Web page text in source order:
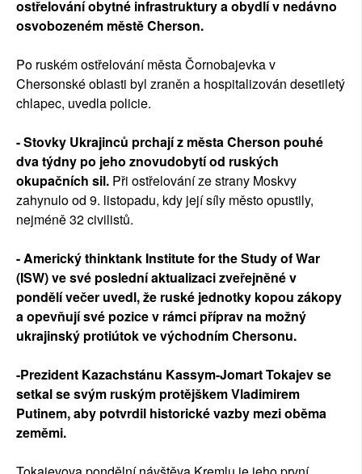
ostřelování obytné infrastruktury a obydlí v nedávno
osvobozeném městě Cherson.
Po ruském ostřelování města Čornobajevka v
Chersonské oblasti byl zraněn a hospitalizován desetiletý
chlapec, uvedla policie.
- Stovky Ukrajinců prchají z města Cherson pouhé
dva týdny po jeho znovudobytí od ruských
okupačních sil. Při ostřelování ze strany Moskvy
zahynulo od 9. listopadu, kdy její síly město opustily,
nejméně 32 civilistů.
- Americký thinktank Institute for the Study of War
(ISW) ve své poslední aktualizaci zveřejněné v
pondělí večer uvedl, že ruské jednotky kopou zákopy
a opevňují své pozice v rámci příprav na možný
ukrajinský protiútok ve východním Chersonu.
-Prezident Kazachstánu Kassym-Jomart Tokajev se
setkal se svým ruským protějškem Vladimirem
Putinem, aby potvrdil historické vazby mezi oběma
zeměmi.